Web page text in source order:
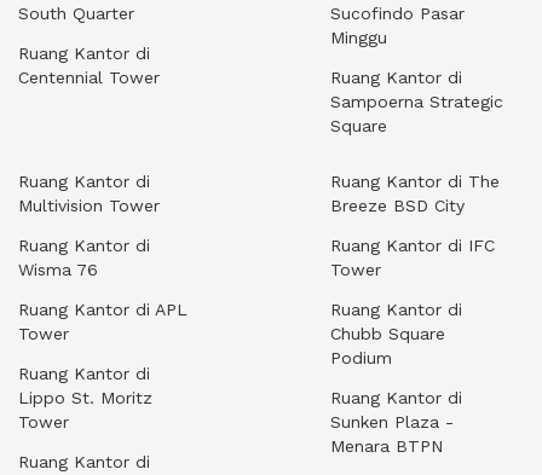
South Quarter
Ruang Kantor di
Centennial Tower
Sucofindo Pasar
Minggu
Ruang Kantor di
Sampoerna Strategic
Square
Ruang Kantor di
Multivision Tower
Ruang Kantor di
Wisma 76
Ruang Kantor di APL
Tower
Ruang Kantor di
Lippo St. Moritz
Tower
Ruang Kantor di
Ruang Kantor di The
Breeze BSD City
Ruang Kantor di IFC
Tower
Ruang Kantor di
Chubb Square
Podium
Ruang Kantor di
Sunken Plaza -
Menara BTPN